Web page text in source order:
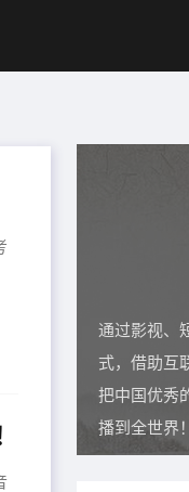
通过影视、
式，借助互
把中国优秀
播到全世界！